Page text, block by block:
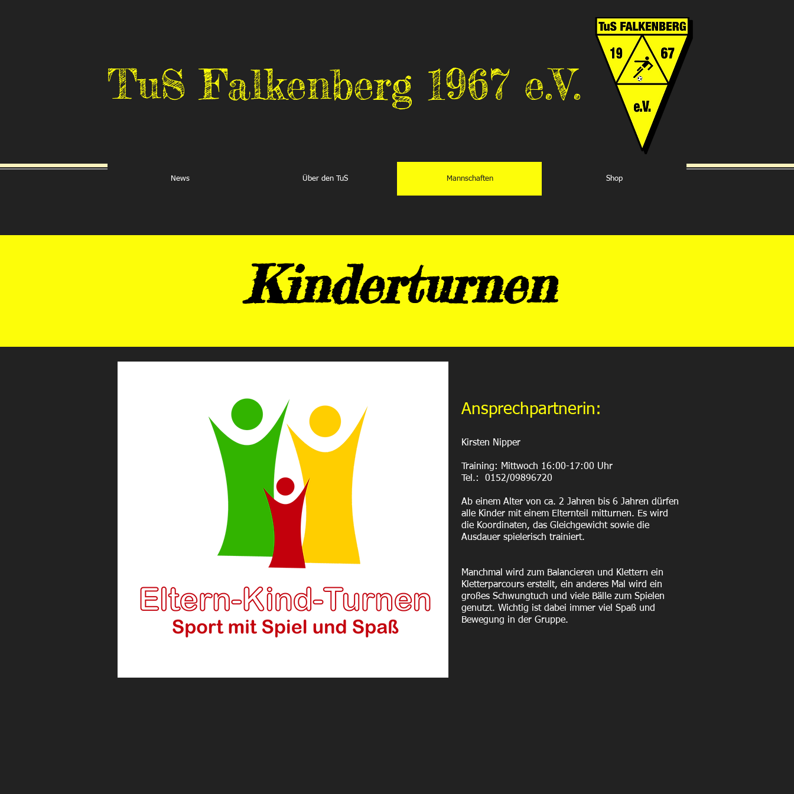
TuS Falkenberg 1967 e.V.
News Über den TuS Mannschaften Shop
Kinderturnen
Ansprechpartnerin:
Kirsten Nipper
Training: Mittwoch 16:00-17:00 Uhr
Tel.: 0152/09896720
Ab einem Alter von ca. 2 Jahren bis 6 Jahren dürfen
alle Kinder mit einem Elternteil mitturnen. Es wird
die Koordinaten, das Gleichgewicht sowie die
Ausdauer spielerisch trainiert.
Manchmal wird zum Balancieren und Klettern ein
Kletterparcours erstellt, ein anderes Mal wird ein
großes Schwungtuch und viele Bälle zum Spielen
genutzt. Wichtig ist dabei immer viel Spaß und
Bewegung in der Gruppe.